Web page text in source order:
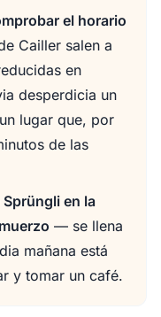
el horario
Cailler salen a
en
desperdicia un
lugar que, por
de las
en la
— se llena
mañana está
y tomar un café.